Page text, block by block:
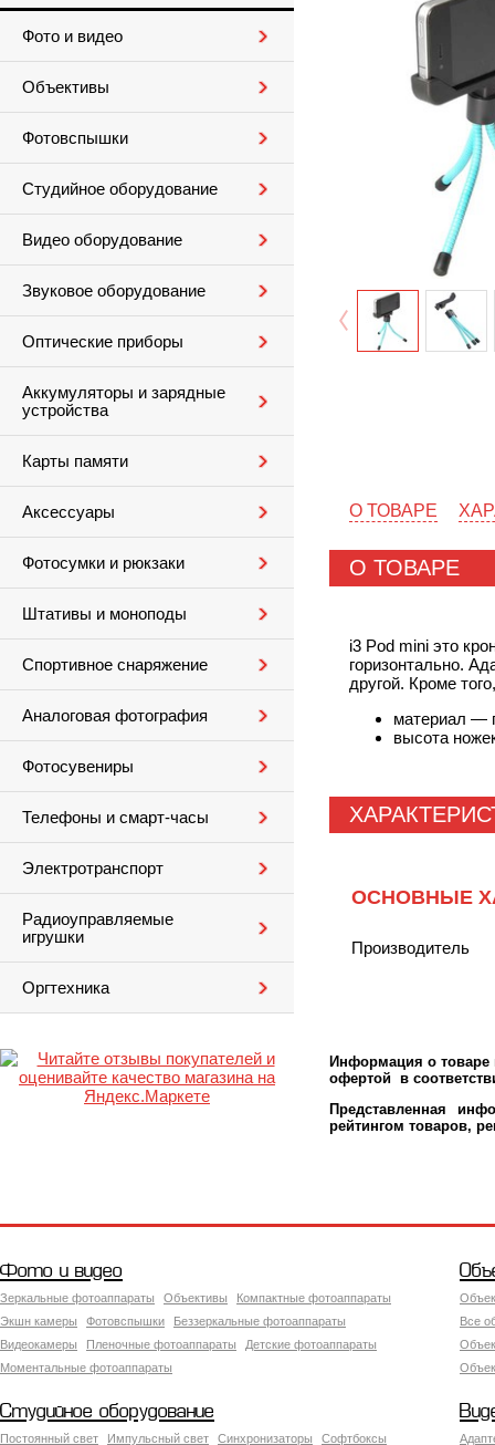
Фото и видео
Объективы
Фотовспышки
Студийное оборудование
Видео оборудование
Звуковое оборудование
Оптические приборы
Аккумуляторы и зарядные
устройства
Карты памяти
Аксессуары
Фотосумки и рюкзаки
Штативы и моноподы
Спортивное снаряжение
Аналоговая фотография
Фотосувениры
Телефоны и смарт-часы
Электротранспорт
Радиоуправляемые
игрушки
Оргтехника
О ТОВАРЕ
О ТОВАРЕ
i3 Pod mini это
горизонтально.
другой. Кроме
материал —
высота
ОСНОВНЫЕ
Производитель
Информация о товаре
офертой в
Представленная
рейтингом товаров,
Фото и видео
Зеркальные фотоаппараты Объективы
Компактные фотоаппараты
Экшн камеры
Фотовспышки
Беззеркальные фотоаппараты
Видеокамеры
Пленочные фотоаппараты
Детские фотоаппараты
Моментальные фотоаппараты
Все
Студийное оборудование
Постоянный свет Импульсный свет Синхронизаторы
Софтбоксы